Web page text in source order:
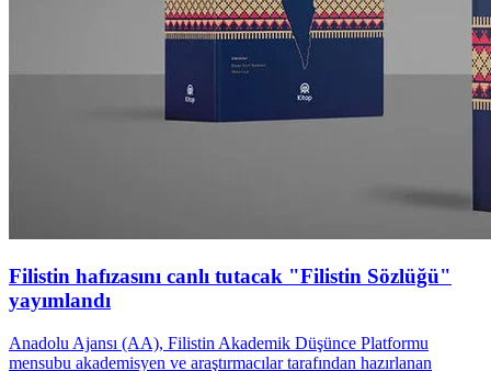
Filistin hafızasını canlı tutacak "Filistin Sözlüğü"
yayımlandı
Anadolu Ajansı (AA), Filistin Akademik Düşünce Platformu
mensubu akademisyen ve araştırmacılar tarafından hazırlanan